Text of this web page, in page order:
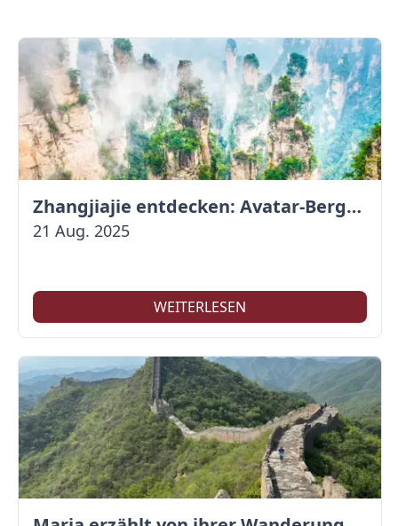
Zhangjiajie entdecken: Avatar-Berge & Altstadt von Fenghuang
21 Aug. 2025
WEITERLESEN